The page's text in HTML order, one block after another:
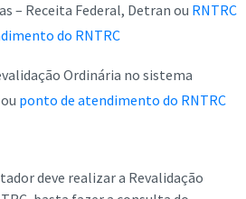
– Receita Federal, Detran ou RNTRC
do RNTRC
Ordinária no sistema
ou ponto de atendimento do RNTRC
deve realizar a Revalidação